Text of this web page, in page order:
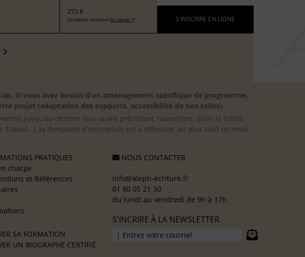
272 €
formation continue (en savoir +) S'INSCRIRE EN LIGNE
Si vous avez besoin d’un aménagement spécifique de programme,
projet (adaptation des supports, accessibilité de nos salles).
jusqu’au dernier jour ouvré précédant l’ouverture, dans la limite
la demande d’inscription est à effectuer au plus tard un mois
PRATIQUES
charge
et Références
SA FORMATION
UN BIOGRAPHE CERTIFIÉ
NOUS CONTACTER
info@aleph-ecriture.fr
01 80 05 21 30
du lundi au vendredi de 9h à 17h
S'INCRIRE À LA NEWSLETTER